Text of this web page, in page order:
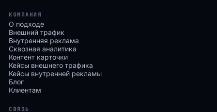
КОМПАНИЯ
О подходе
Внешний трафик
Внутренняя реклама
Сквозная аналитика
Контент карточки
Кейсы внешнего трафика
Кейсы внутренней рекламы
Блог
Клиентам
СВЯЗЬ